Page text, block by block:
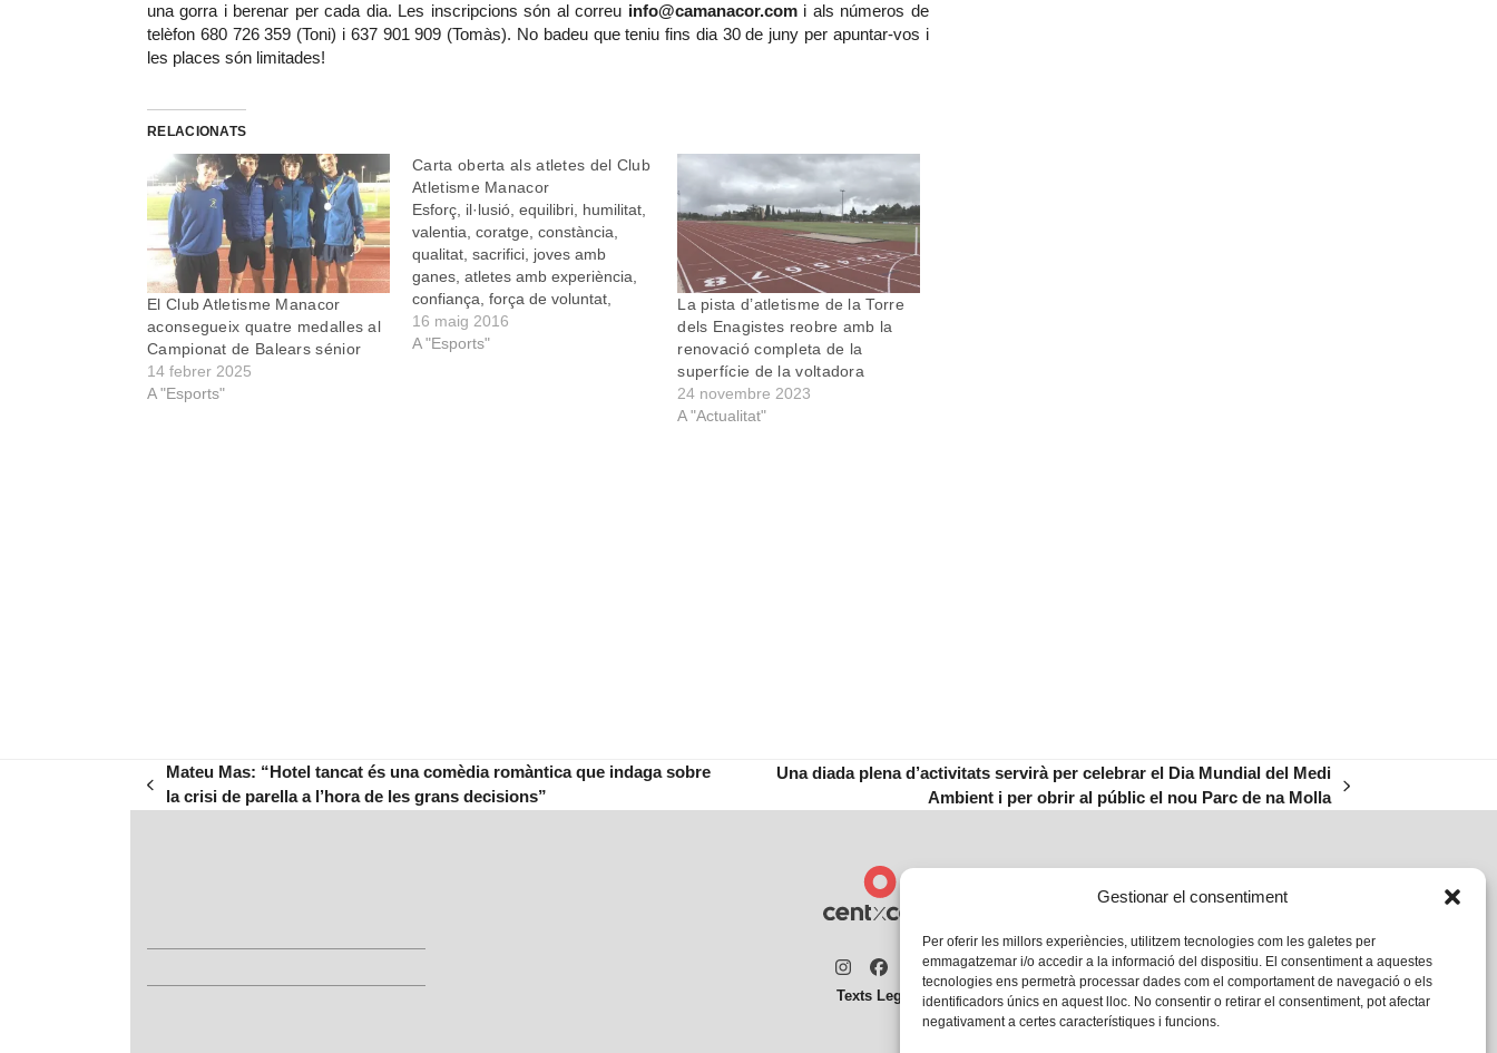
Gestionar el consentiment
Per oferir les millors experiències, utilitzem tecnologies com les galetes per
emmagatzemar i/o accedir a la informació del dispositiu. El consentiment a aquestes
tecnologies ens permetrà processar dades com el comportament de navegació o els
identificadors únics en aquest lloc. No consentir o retirar el consentiment, pot afectar
negativament a certes característiques i funcions.
una gorra i berenar per cada dia. Les inscripcions són al correu info@camanacor.comi als números de
telèfon 680 726 359 (Toni) i 637 901 909 (Tomàs). No badeu que teniu fins dia 30 de juny per apuntar-vos i
les places són limitades!
RELACIONATS
El Club Atletisme Manacor
aconsegueix quatre medalles al
Campionat de Balears sénior
14 febrer 2025
A "Esports"
Carta oberta als atletes del Club
Atletisme Manacor
Esforç, il·lusió, equilibri, humilitat,
valentia, coratge, constància,
qualitat, sacrifici, joves amb
ganes, atletes amb experiència,
confiança, força de voluntat,
esperit lluitador, perseverància,
treball en equip i una mica de sort
16 maig 2016
A "Esports"
La pista d’atletisme de la Torre
dels Enagistes reobre amb la
renovació completa de la
superfície de la voltadora
24 novembre 2023
A "Actualitat"
previous
Mateu Mas: “Hotel tancat és una comèdia romàntica que indaga sobre
la crisi de parella a l’hora de les grans decisions”
Una diada plena d’activitats servirà per celebrar el Dia Mundial del Medi
Ambient i per obrir al públic el nou Parc de na Molla
Instagram
Facebook
Twitter
Texts Legals